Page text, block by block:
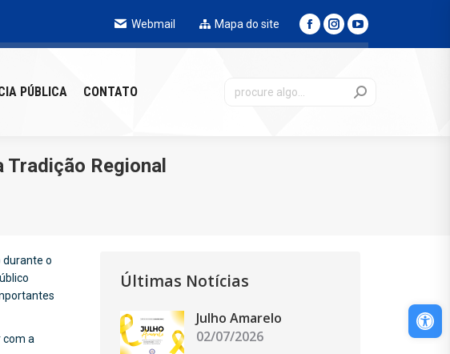
Webmail Mapa do site
PÚBLICA CONTATO
Tradição Regional
durante o
com a
Últimas Notícias
Julho Amarelo
02/07/2026
CONTATO